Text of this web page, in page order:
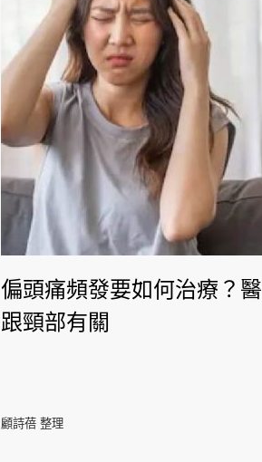
偏頭痛頻發要如何治療？
跟頸部有關
顧詩蓓 整理